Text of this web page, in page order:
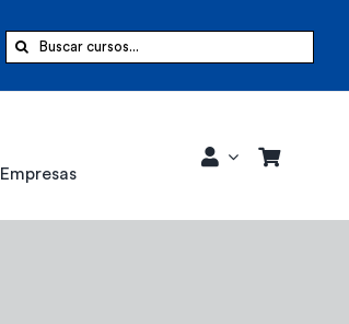
Buscar:
Empresas